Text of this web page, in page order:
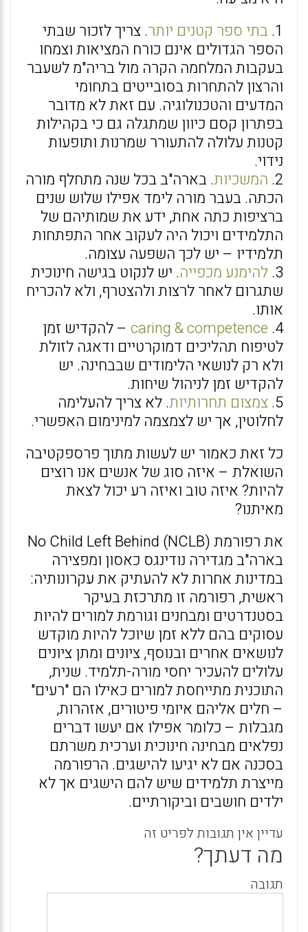
1. בתי ספר קטנים יותר. צריך לזכור שבתי
הספר הגדולים אינם כורח המציאות וצמחו
בעקבות המלחמה הקרה מול בריה"מ לשעבר
והרצון להתחרות בסובייטים בתחומי
המדעים והטכנולוגיה. עם זאת לא מדובר
בפתרון קסם כיוון שמתגלה גם כי בקהילות
קטנות עלולה להתעורר שמרנות ותופעות
נידוי.
2. המשכיות. בארה"ב בכל שנה מתחלף מורה
הכתה. בעבר מורה לימד אפילו שלוש שנים
ברציפות כתה אחת, ידע את שמותיהם של
התלמידים ויכול היה לעקוב אחר התפתחות
תלמידיו – יש לכך השפעה עצומה.
3. להימנע מכפייה. יש לנקוט בגישה חינוכית
שתגרום לאחר לרצות ולהצטרף, ולא להכריח
אותו.
4.
caring & competence – להקדיש זמן
לטיפוח תהליכים דמוקרטיים ודאגה לזולת
ולא רק לנושאי הלימודים שבבחינה. יש
להקדיש זמן לניהול שיחות.
5. צמצום תחרותיות. לא צריך להעלימה
לחלוטין, אך יש לצמצמה למינימום האפשרי.
כל זאת כאמור יש לעשות מתוך פרספקטיבה
השואלת – איזה סוג של אנשים אנו רוצים
להיות? איזה טוב ואיזה רע יכול לצאת
מאיתנו?
את רפורמת No Child Left Behind (NCLB)
בארה"ב מגדירה נודינגס כאסון ומפצירה
במדינות אחרות לא להעתיק את עקרונותיה:
ראשית, רפורמה זו מתרכזת בעיקר
בסטנדרטים ומבחנים וגורמת למורים להיות
עסוקים בהם ללא זמן שיוכל להיות מוקדש
לנושאים אחרים ובנוסף, ציונים ומתן ציונים
עלולים להעכיר יחסי מורה-תלמיד. שנית,
התוכנית מתייחסת למורים כאילו הם "רעים"
– חלים אליהם איומי פיטורים, אזהרות,
מגבלות – כלומר אפילו אם יעשו דברים
נפלאים מבחינה חינוכית וערכית משרתם
בסכנה אם לא יגיעו להישגים. הרפורמה
מייצרת תלמידים שיש להם הישגים אך לא
ילדים חושבים וביקורתיים.
עדיין אין תגובות לפריט זה
מה דעתך?
תגובה